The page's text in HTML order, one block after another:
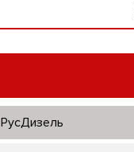
РусДизель